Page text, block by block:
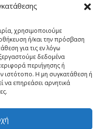
χρησιμοποιούμε
ή/και την πρόσβαση
για τις εν λόγω
δεδομένα
περιήγησης ή
ιστότοπο. Η μη συγκατάθεση ή
να επηρεάσει αρνητικά
Αθήνα
pisinfo@pis.gr